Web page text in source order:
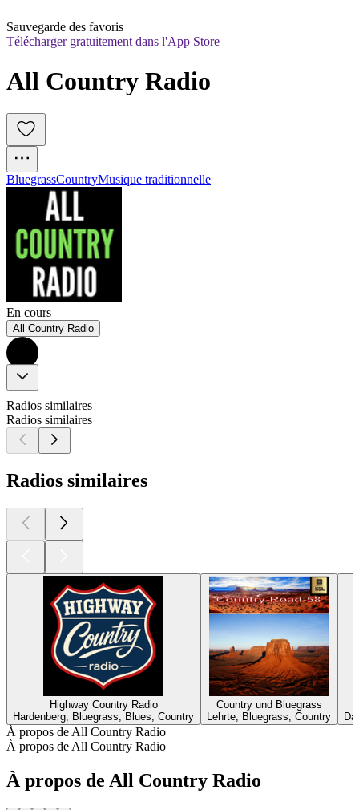
Sauvegarde des favoris
Télécharger gratuitement dans l'App Store
All Country Radio
BluegrassCountryMusique traditionnelle
En cours
All Country Radio
Radios similaires
Radios similaires
Radios similaires
Highway Country Radio
Hardenberg, Bluegrass, Blues, Country
Country und Bluegrass
Lehrte, Bluegrass, Country
À propos de All Country Radio
À propos de All Country Radio
À propos de All Country Radio